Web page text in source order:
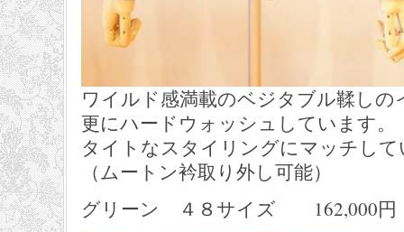
ワイルド感満載のベジタブル鞣しの
更にハードウォッシュしています。
タイトなスタイリングにマッチし
（ムートン衿取り外し可能）
グリーン ４８サイズ 162,000